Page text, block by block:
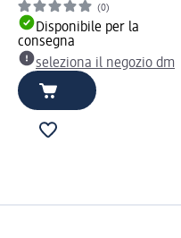
(0)
Disponibile per la
consegna
seleziona il negozio dm